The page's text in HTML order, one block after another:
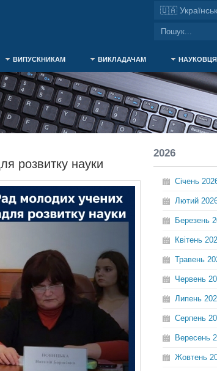
ВИПУСКНИКАМ ВИКЛАДАЧАМ
розвитку науки
2026
Січень
Лютий
Березень
Квітень
Травень
Червень
Липень
Серпень
Вересень
Жовтень